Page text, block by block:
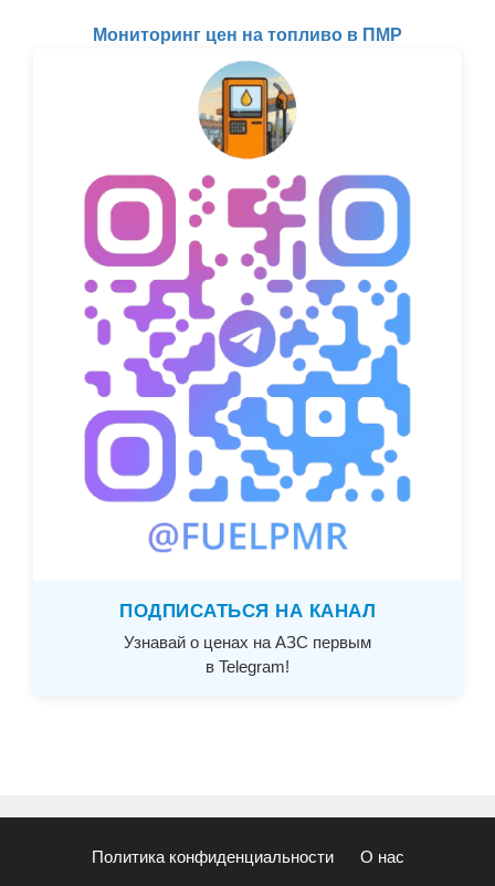
Мониторинг цен на топливо в ПМР
ПОДПИСАТЬСЯ НА КАНАЛ
Узнавай о ценах на АЗС первым
в Telegram!
Политика конфиденциальности О нас